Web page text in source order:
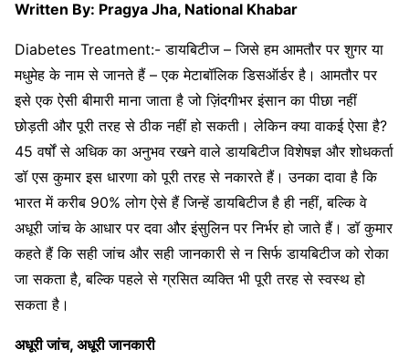
Written By: Pragya Jha, National Khabar
Diabetes Treatment:- डायबिटीज – जिसे हम आमतौर पर शुगर या
मधुमेह के नाम से जानते हैं – एक मेटाबॉलिक डिसऑर्डर है। आमतौर पर
इसे एक ऐसी बीमारी माना जाता है जो ज़िंदगीभर इंसान का पीछा नहीं
छोड़ती और पूरी तरह से ठीक नहीं हो सकती। लेकिन क्या वाकई ऐसा है?
45 वर्षों से अधिक का अनुभव रखने वाले डायबिटीज विशेषज्ञ और शोधकर्ता
डॉ एस कुमार इस धारणा को पूरी तरह से नकारते हैं। उनका दावा है कि
भारत में करीब 90% लोग ऐसे हैं जिन्हें डायबिटीज है ही नहीं, बल्कि वे
अधूरी जांच के आधार पर दवा और इंसुलिन पर निर्भर हो जाते हैं। डॉ कुमार
कहते हैं कि सही जांच और सही जानकारी से न सिर्फ डायबिटीज को रोका
जा सकता है, बल्कि पहले से ग्रसित व्यक्ति भी पूरी तरह से स्वस्थ हो
सकता है।
अधूरी जांच, अधूरी जानकारी